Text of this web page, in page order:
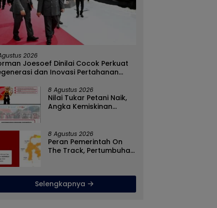
Penyebaran Paham
Satgaswil Gorontalo
1 Kabila
Kumperindag Pemprov
Gorontalo
2026
Joesoef Dinilai Cocok Perkuat
dan Inovasi Pertahanan
8 Agustus 2026
Nilai Tukar Petani Naik,
Angka Kemiskinan
Ekonomi Dan Dinikmati
Masyarakat
8 Agustus 2026
Peran Pemerintah On
The Track, Pertumbuhan
Selengkapnya